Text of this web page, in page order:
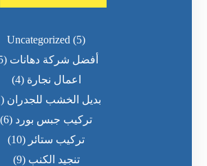
Uncategorized (5)
أفضل شركة دهانات (5)
اعمال نجارة (4)
بديل الخشب للجدران (1)
تركيب جبس بورد (6)
تركيب ستائر (10)
تنجيد الكنب (9)